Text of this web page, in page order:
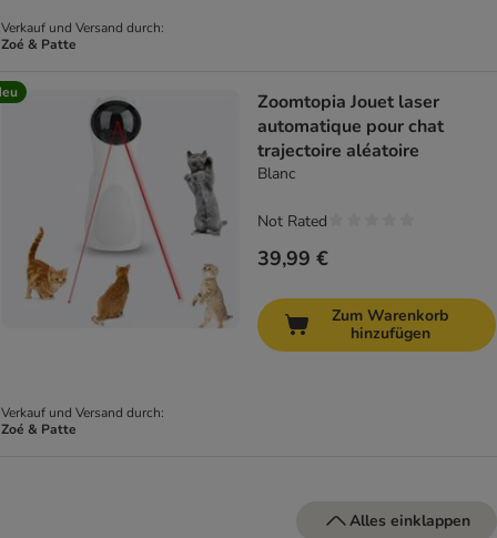
Verkauf und Versand durch:
Zoé & Patte
Verkauf und Versand durch:
Zoé & Patte
Zoomtopia Jouet laser
automatique pour chat
trajectoire aléatoire
Blanc
39,99 €
Not Rated
Zum Warenkorb
hinzufügen
Alles einklappen